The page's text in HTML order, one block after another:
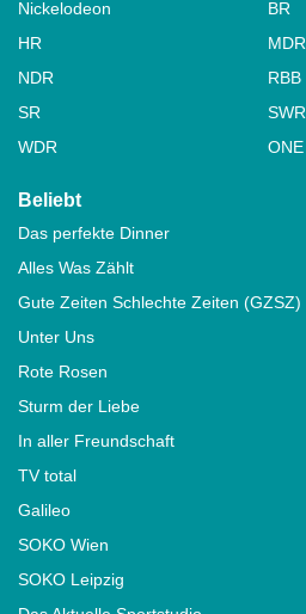
Nickelodeon
BR
HR
MDR
NDR
RBB
SR
SWR
WDR
ONE
Beliebt
Das perfekte Dinner
Alles Was Zählt
Gute Zeiten Schlechte Zeiten (GZSZ)
Unter Uns
Rote Rosen
Sturm der Liebe
In aller Freundschaft
TV total
Galileo
SOKO Wien
SOKO Leipzig